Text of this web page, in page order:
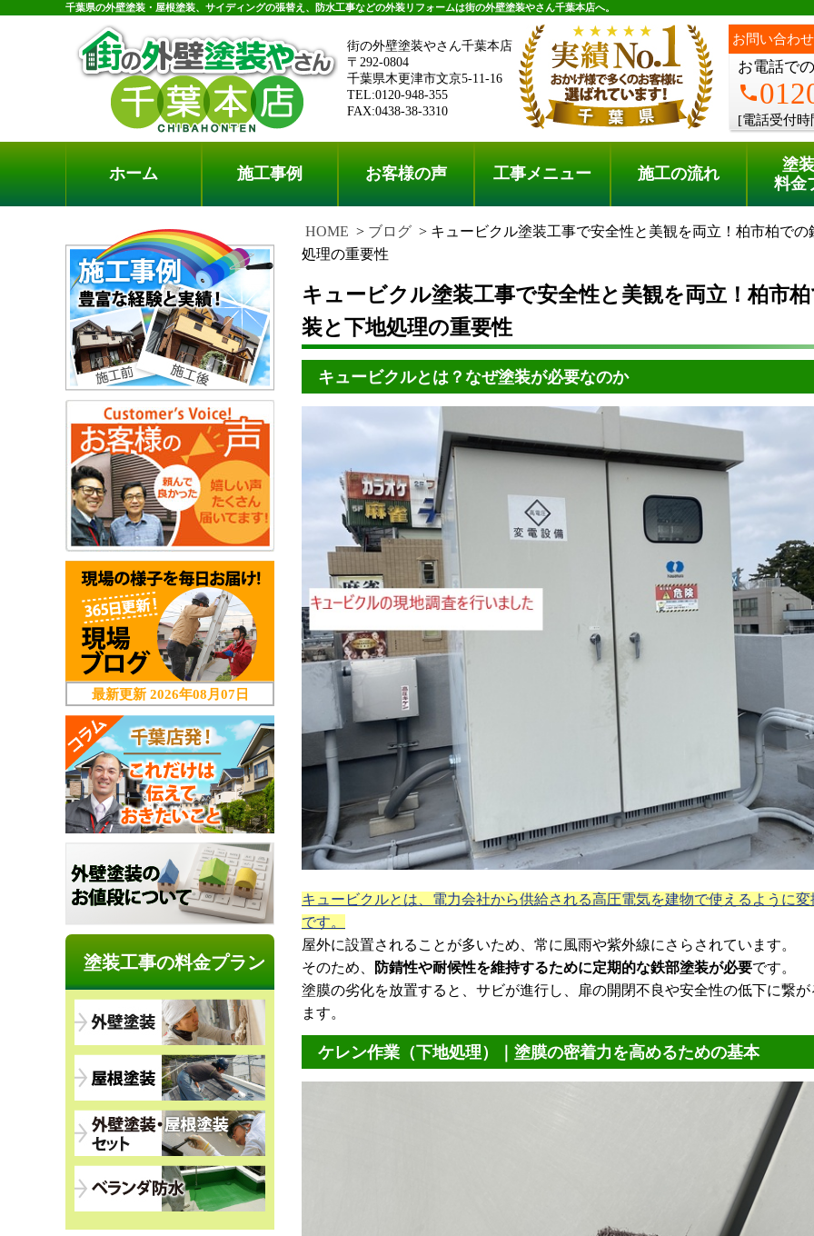
千葉県の外壁塗装・屋根塗装、サイディングの張替え、防水工事などの外装リフォームは街の外壁塗装やさん千葉本店へ。
街の外壁塗装やさん千葉本店
〒292-0804
千葉県木更津市文京5-11-16
TEL:0120-948-355
FAX:0438-38-3310
お問い合わせ
お電話で
phone
[電話受付時
ホーム 施工事例 お客様の声 工事メニュー 施工の流れ
塗
料金
HOME ブログ
キュービクル塗装工事で安全性と美観を両立！柏市柏での
処理の重要性
キュービクル塗装工事で安全性と美観を両立！柏市
装と下地処理の重要性
キュービクルとは？なぜ塗装が必要なのか
キュービクルとは、電力会社から供給される高圧電気を建物で使えるように変
です。
屋外に設置されることが多いため、常に風雨や紫外線にさらされています。
そのため、
防錆性や耐候性を維持するために定期的な鉄部塗装が必要です。
塗膜の劣化を放置すると、サビが進行し、扉の開閉不良や安全性の低下に繋
ます。
ケレン作業（下地処理）｜塗膜の密着力を高めるための基本
最新更新 2026年08月07日
塗装工事の料金プラン